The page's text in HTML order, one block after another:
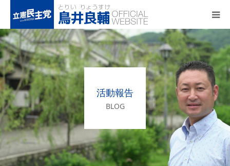
活動報告
BLOG
トップページ
基本政策
プロフィール
事務所アクセス
活動報告